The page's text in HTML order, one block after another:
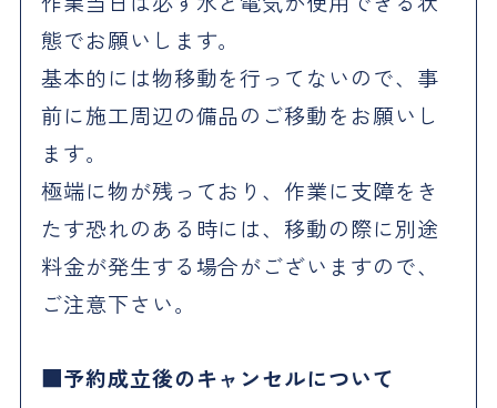
態でお願いします。
基本的には物移動を行ってないので、事
前に施工周辺の備品のご移動をお願いし
ます。
極端に物が残っており、作業に支障をき
たす恐れのある時には、移動の際に別途
料金が発生する場合がございますので、
ご注意下さい。
予約成立後のキャンセルについて